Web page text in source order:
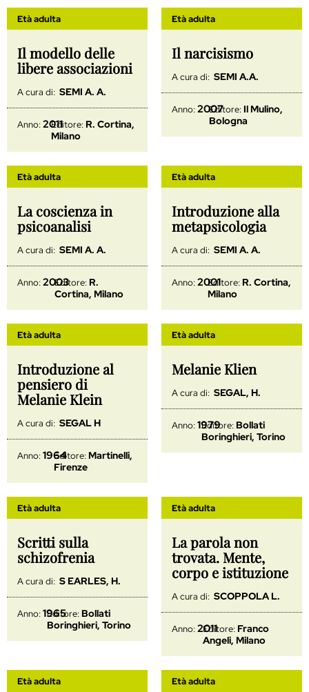
Età adulta
Il modello delle
libere associazioni
A cura di: SEMI A. A.
Anno:2011
Editore:R. Cortina,
Milano
Età adulta
Il narcisismo
A cura di: SEMI A.A.
Anno:2007Editore:Il Mulino,
Bologna
Età adulta
La coscienza in
psicoanalisi
A cura di: SEMI A. A.
Anno:2003
Editore:R.
Cortina, Milano
Età adulta
Introduzione alla
metapsicologia
A cura di: SEMI A. A.
Anno:2001
Editore:R. Cortina,
Milano
Età adulta
Introduzione al
pensiero di
Melanie Klein
A cura di: SEGAL H
Anno:1964Editore:Martinelli,
Firenze
Età adulta
Melanie Klien
A cura di: SEGAL, H.
Anno:1979
Editore:Bollati
Boringhieri, Torino
Età adulta
Scritti sulla
schizofrenia
A cura di: S EARLES, H.
Anno:1965
Editore:Bollati
Boringhieri, Torino
Età adulta
La parola non
trovata. Mente,
corpo e istituzione
A cura di: SCOPPOLA L.
Anno:2011
Editore:Franco
Angeli, Milano
Età adulta Età adulta